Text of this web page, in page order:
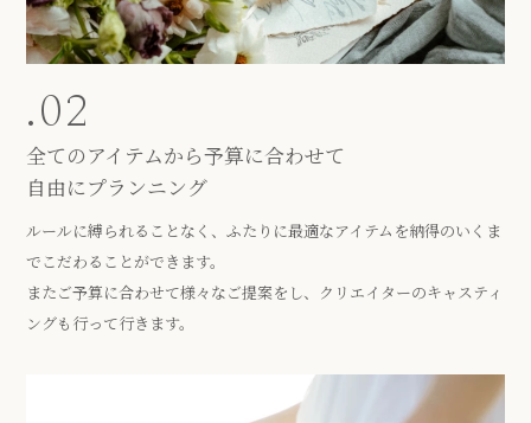
.02
全てのアイテムから予算に合わせて
自由にプランニング
ルールに縛られることなく、ふたりに最適なアイテムを納得のいくま
でこだわることができます。
またご予算に合わせて様々なご提案をし、クリエイターのキャスティ
ングも行って行きます。